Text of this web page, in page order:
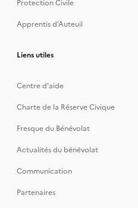
Protection Civile
Apprentis d’Auteuil
Liens utiles
Centre d'aide
Charte de la Réserve Civique
Fresque du Bénévolat
Actualités du bénévolat
Communication
Partenaires